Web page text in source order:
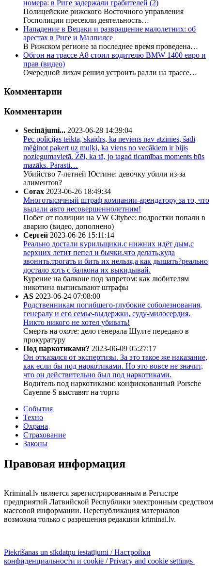
номера: в Риге задержали грабителей (2)
Полицейские рижского Восточного управления
Госполиции пресекли деятельность…
Нападение в Вецаки и развращение малолетних: об
арестах в Риге и Малпилсе
В Рижском регионе за последнее время проведена…
Обгон на трассе А8 стоил водителю BMW 1400 евро и
прав (видео)
Очередной лихач решил устроить ралли на трассе…
Комментарии
Комментарии
Secinājumi... 2023-06-28 14:39:04
Pēc policijas teiktā, skaidrs, ka neviens nav atzinies, šādi
mēģinot paķert uz muļķi, ka viens no vecākiem ir bijis
noziegumavietā. Žēl, ka tā, jo tagad ticamības moments būs
mazāks. Parasti…
Убийство 7-летней Юстине: девочку убили из-за
алиментов?
Corax 2023-06-26 18:49:34
Многотысячный штраф компании-арендатору за то, что
выдали авто несовершеннолетним!
Побег от полиции на VW Citybee: подростки попали в
аварию (видео, дополнено)
Сергей 2023-06-26 15:11:14
Реально достали курильщики.с нижних идёт дым,с
верхних летит пепел и бычки.что делать,куда
звонить.трогать и бить их нельзя,а как дышать?реально
достало хоть с балкона их выкидывай.
Курение на балконе под запретом: как любителям
никотина выписывают штрафы
AS 2023-06-24 07:08:00
Родственникам погибшего-глубокие соболезнования,
генералу и его семье-выдержки, суду-милосердия.
Никто никого не хотел убивать!
Смерть на охоте: дело генерала Шулте передано в
прокуратуру
Под наркотиками? 2023-06-09 05:27:17
Он отказался от экспертизы. За это такое же наказание,
как если бы под наркотиками. Но это вовсе не значит,
что он действительно был под наркотиками.
Водитель под наркотиками: конфискованный Porsche
Cayenne S выставят на торги
События
Техно
Охрана
Страхование
Законы
Правовая информация
Kriminal.lv является зарегистрированным в Регистре
предприятий Латвийской Республики электронным средством
массовой информации. Перепубликация материалов
возможна только с разрешения редакции kriminal.lv.
Piekrišanas un sīkdatņu iestatījumi / Настройки
конфиденциальности и cookie / Privacy and cookie settings